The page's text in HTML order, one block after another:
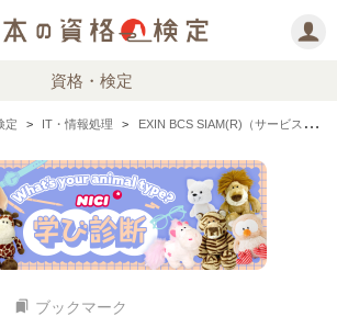
資格・検定
定 IT・情報処理 EXIN BCS SIAM(R)（サービス・インテグレーションとマネジメント）の情報まとめ
bookmarks ブックマーク